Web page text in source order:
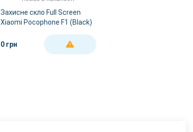
Захисне скло Full Screen
Xiaomi Pocophone F1 (Black)
0 грн ДЕТАЛЬНІШЕ